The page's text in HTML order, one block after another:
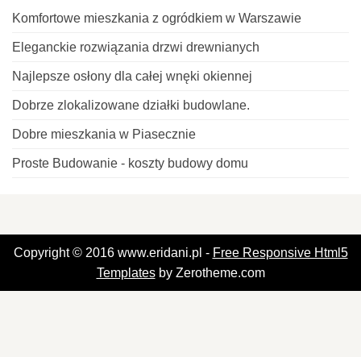
Komfortowe mieszkania z ogródkiem w Warszawie
Eleganckie rozwiązania drzwi drewnianych
Najlepsze osłony dla całej wnęki okiennej
Dobrze zlokalizowane działki budowlane.
Dobre mieszkania w Piasecznie
Proste Budowanie - koszty budowy domu
Copyright © 2016 www.eridani.pl - Free Responsive Html5
Templatesby Zerotheme.com